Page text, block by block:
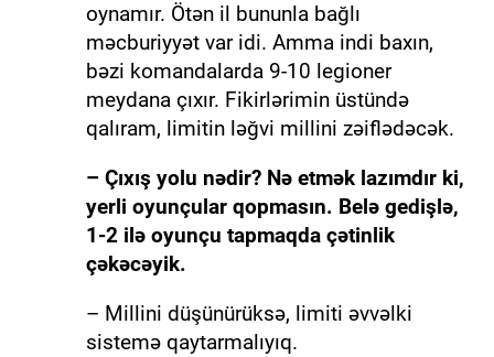
oynamır. Ötən il bununla bağlı
məcburiyyət var idi. Amma indi baxın,
bəzi komandalarda 9-10 legioner
meydana çıxır. Fikirlərimin üstündə
qalıram, limitin ləğvi millini zəiflədəcək.
– Çıxış yolu nədir? Nə etmək lazımdır ki,
yerli oyunçular qopmasın. Belə gedişlə,
1-2 ilə oyunçu tapmaqda çətinlik
çəkəcəyik.
– Millini düşünürüksə, limiti əvvəlki
sistemə qaytarmalıyıq.